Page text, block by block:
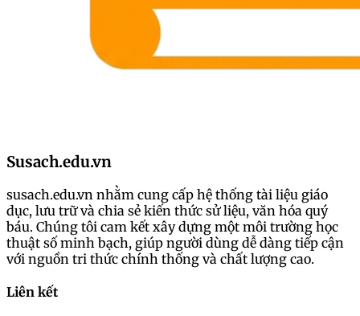
Susach.edu.vn
susach.edu.vn nhằm cung cấp hệ thống tài liệu giáo
dục, lưu trữ và chia sẻ kiến thức sử liệu, văn hóa quý
báu. Chúng tôi cam kết xây dựng một môi trường học
thuật số minh bạch, giúp người dùng dễ dàng tiếp cận
với nguồn tri thức chính thống và chất lượng cao.
Liên kết